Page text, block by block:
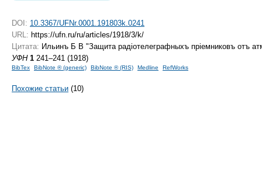
DOI: 10.3367/UFNr.0001.191803k.0241
URL: https://ufn.ru/ru/articles/1918/3/k/
Цитата: Ильинъ Б В "Защита радiотелеграфныхъ прiемниковъ отъ
УФН 1 241–241 (1918)
BibTex BibNote ® (generic) BibNote ® (RIS) Medline RefWorks
Похожие статьи (10)